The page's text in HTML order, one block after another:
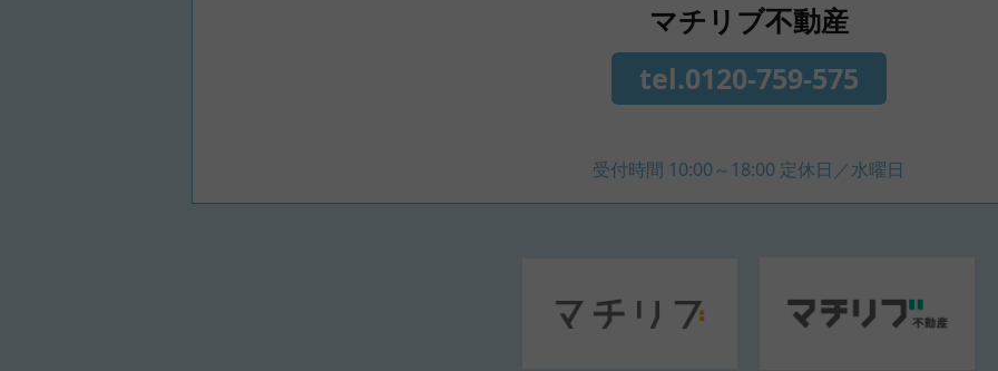
マチリブ不動産
tel.0120-759-575
受付時間 10:00～18:00 定休日／水曜日